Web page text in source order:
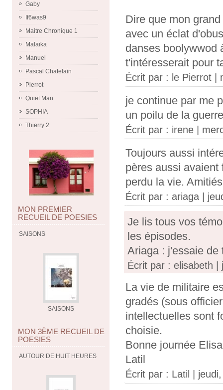
Gaby
If6was9
Maitre Chronique 1
Malaïka
Manuel
Pascal Chatelain
Pierrot
Quiet Man
SOPHIA
Thierry 2
MON PREMIER
RECUEIL DE POESIES
SAISONS
SAISONS
MON 3ÈME RECUEIL DE
POESIES
AUTOUR DE HUIT HEURES
Dire que mon
avec un éclat
danses boolywwod
t'intéresserait pour
Écrit par : le Pierrot |
je continue par me
un poilu de la
Écrit par : irene |
Toujours aussi
pères aussi avaient
perdu la vie.
Écrit par : ariaga |
Je lis tous vos
les épisodes.
Ariaga : j'essaie de
Écrit par : elisabeth |
La vie de militaire
gradés (sous
intellectuelles sont
choisie.
Bonne journée
Latil
Écrit par : Latil |